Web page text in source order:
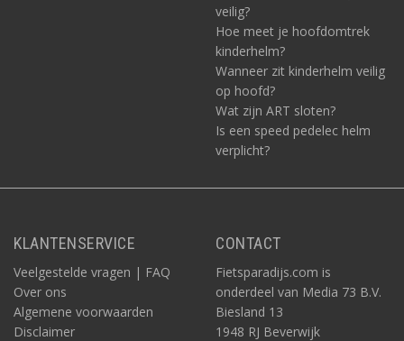
veilig?
Hoe meet je hoofdomtrek
kinderhelm?
Wanneer zit kinderhelm veilig
op hoofd?
Wat zijn ART sloten?
Is een speed pedelec helm
verplicht?
KLANTENSERVICE
Veelgestelde vragen | FAQ
Over ons
Algemene voorwaarden
Disclaimer
CONTACT
Fietsparadijs.com is
onderdeel van Media 73 B.V.
Biesland 13
1948 RJ Beverwijk